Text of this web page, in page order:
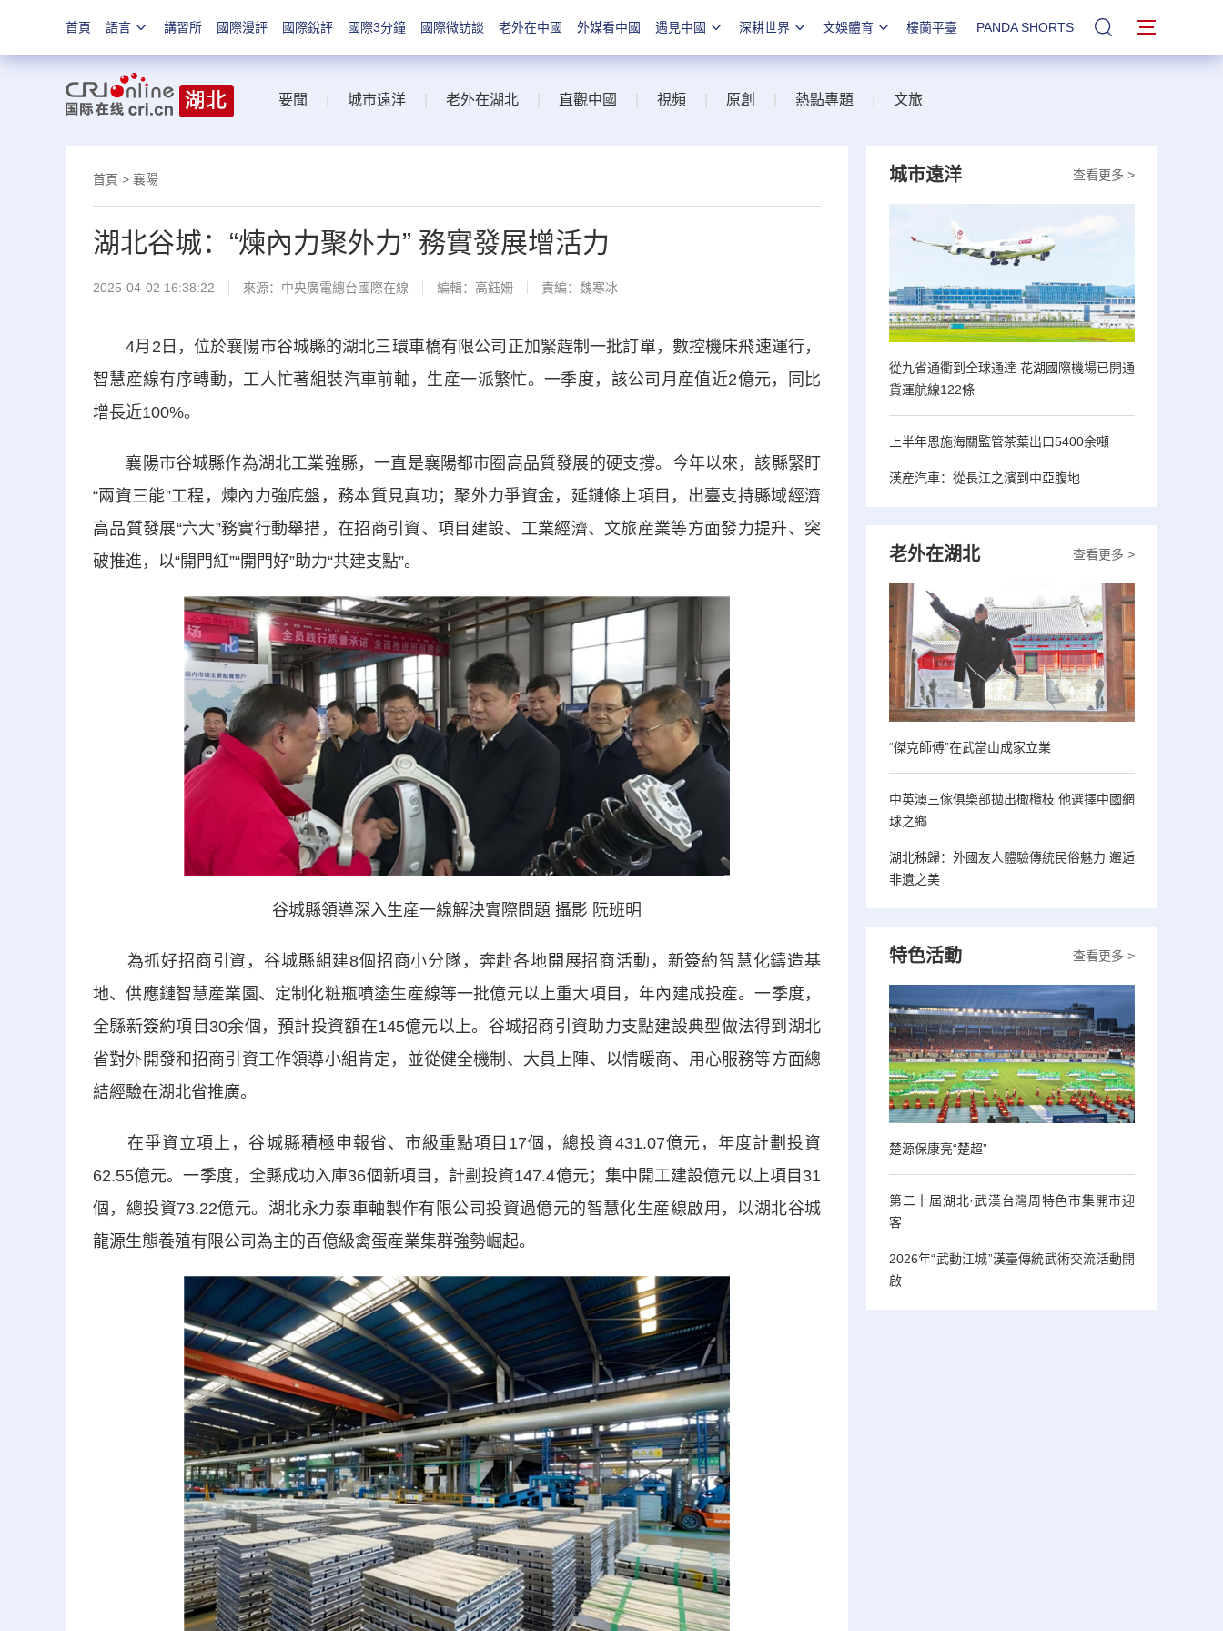
首頁 語言 講習所 國際漫評 國際銳評 國際3分鐘 國際微訪談 老外在中國 外媒看中國 遇見中國 深耕世界 文娛體育 樓蘭平臺 PANDA SHORTS 站內搜索
要聞 城市遠洋 老外在湖北 直觀中國 視頻 原創 熱點專題 文旅
首頁 > 襄陽
湖北谷城：“煉內力聚外力” 務實發展增活力
2025-04-02 16:38:22 來源：中央廣電總台國際在線 編輯：高鈺姍 責編：魏寒冰
4月2日，位於襄陽市谷城縣的湖北三環車橋有限公司正加緊趕制一批訂單，數控機床飛速運行，
智慧産線有序轉動，工人忙著組裝汽車前軸，生産一派繁忙。一季度，該公司月産值近2億元，同比
增長近100%。
襄陽市谷城縣作為湖北工業強縣，一直是襄陽都市圈高品質發展的硬支撐。今年以來，該縣緊盯
“兩資三能”工程，煉內力強底盤，務本質見真功；聚外力爭資金，延鏈條上項目，出臺支持縣域經濟
高品質發展“六大”務實行動舉措，在招商引資、項目建設、工業經濟、文旅産業等方面發力提升、突
破推進，以“開門紅”“開門好”助力“共建支點”。
谷城縣領導深入生産一線解決實際問題 攝影 阮班明
為抓好招商引資，谷城縣組建8個招商小分隊，奔赴各地開展招商活動，新簽約智慧化鑄造基
地、供應鏈智慧産業園、定制化粧瓶噴塗生産線等一批億元以上重大項目，年內建成投産。一季度，
全縣新簽約項目30余個，預計投資額在145億元以上。谷城招商引資助力支點建設典型做法得到湖北
省對外開發和招商引資工作領導小組肯定，並從健全機制、大員上陣、以情暖商、用心服務等方面總
結經驗在湖北省推廣。
在爭資立項上，谷城縣積極申報省、市級重點項目17個，總投資431.07億元，年度計劃投資
62.55億元。一季度，全縣成功入庫36個新項目，計劃投資147.4億元；集中開工建設億元以上項目31
個，總投資73.22億元。湖北永力泰車軸製作有限公司投資過億元的智慧化生産線啟用，以湖北谷城
龍源生態養殖有限公司為主的百億級禽蛋産業集群強勢崛起。
查看更多 >
城市遠洋
從九省通衢到全球通達 花湖國際機場已開通
貨運航線122條
上半年恩施海關監管茶葉出口5400余噸
漢産汽車：從長江之濱到中亞腹地
查看更多 >
老外在湖北
“傑克師傅”在武當山成家立業
中英澳三傢俱樂部拋出橄欖枝 他選擇中國網
球之鄉
湖北秭歸：外國友人體驗傳統民俗魅力 邂逅
非遺之美
查看更多 >
特色活動
楚源保康亮“楚超”
第二十屆湖北·武漢台灣周特色市集開市迎
客
2026年“武動江城”漢臺傳統武術交流活動開
啟